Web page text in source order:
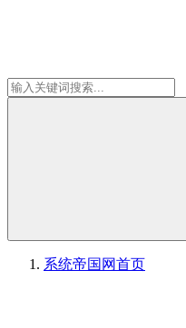
系统帝国网首页